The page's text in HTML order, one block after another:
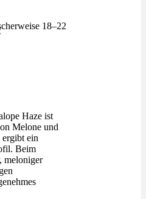
18–22
Haze ist
Melone und
ein
Beim
meloniger